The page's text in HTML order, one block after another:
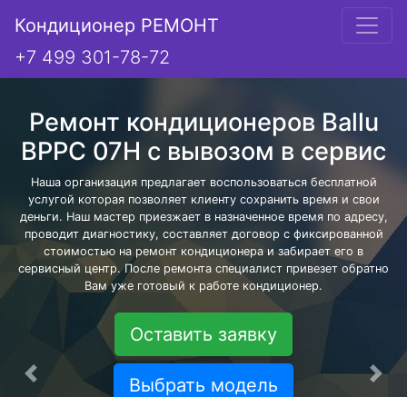
Кондиционер РЕМОНТ
+7 499 301-78-72
Ремонт кондиционеров Ballu
BPPC 07H с вывозом в сервис
Наша организация предлагает воспользоваться бесплатной
услугой которая позволяет клиенту сохранить время и свои
деньги. Наш мастер приезжает в назначенное время по адресу,
проводит диагностику, составляет договор с фиксированной
стоимостью на ремонт кондиционера и забирает его в
сервисный центр. После ремонта специалист привезет обратно
Вам уже готовый к работе кондиционер.
Оставить заявку
Выбрать модель
Предыдущая